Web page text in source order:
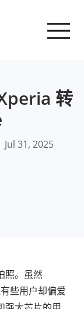
转
Jul 31, 2025
照。虽然
些用户却偏爱